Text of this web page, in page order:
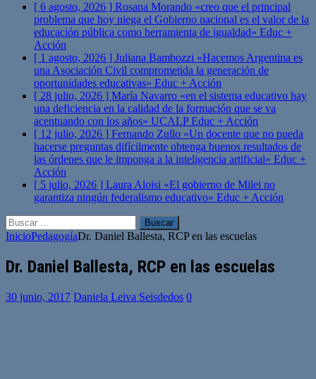
[ 6 agosto, 2026 ] Rosana Morando «creo que el principal
problema que hoy niega el Gobierno nacional es el valor de la
educación pública como herramienta de igualdad» Educ +
Acción
[ 1 agosto, 2026 ] Juliana Bambozzi «Hacemos Argentina es
una Asociación Civil comprometida la generación de
oportunidades educativas» Educ + Acción
[ 28 julio, 2026 ] María Navarro «en el sistema educativo hay
una deficiencia en la calidad de la formación que se va
acentuando con los años» UCALPEduc + Acción
[ 12 julio, 2026 ] Fernando Zullo «Un docente que no pueda
hacerse preguntas difícilmente obtenga buenos resultados de
las órdenes que le imponga a la inteligencia artificial» Educ +
Acción
[ 5 julio, 2026 ] Laura Aloisi «El gobierno de Milei no
garantiza ningún federalismo educativo» Educ + Acción
Buscar:
InicioPedagogíaDr. Daniel Ballesta, RCP en las escuelas
Dr. Daniel Ballesta, RCP en las escuelas
30 junio, 2017 Daniela Leiva Seisdedos 0